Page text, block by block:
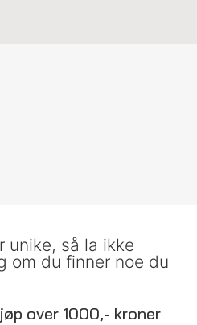
unike, så la ikke
om du finner noe du
over 1000,- kroner